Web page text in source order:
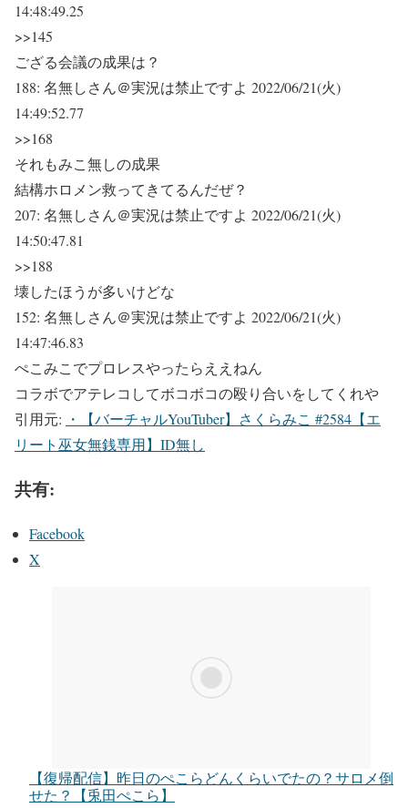
14:48:49.25
>>145
ござる会議の成果は？
188: 名無しさん＠実況は禁止ですよ 2022/06/21(火)
14:49:52.77
>>168
それもみこ無しの成果
結構ホロメン救ってきてるんだぜ？
207: 名無しさん＠実況は禁止ですよ 2022/06/21(火)
14:50:47.81
>>188
壊したほうが多いけどな
152: 名無しさん＠実況は禁止ですよ 2022/06/21(火)
14:47:46.83
ぺこみこでプロレスやったらええねん
コラボでアテレコしてボコボコの殴り合いをしてくれや
引用元: ・【バーチャルYouTuber】さくらみこ #2584【エ
リート巫女無銭専用】ID無し
共有:
Facebook
X
【復帰配信】昨日のぺこらどんくらいでたの？サロメ倒
せた？【兎田ぺこら】